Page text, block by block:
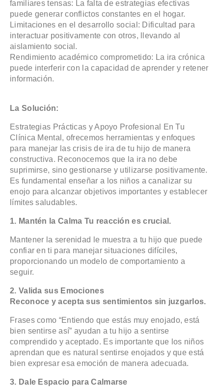
familiares tensas: La falta de estrategias efectivas
puede generar conflictos constantes en el hogar.
Limitaciones en el desarrollo social: Dificultad para
interactuar positivamente con otros, llevando al
aislamiento social.
Rendimiento académico comprometido: La ira crónica
puede interferir con la capacidad de aprender y retener
información.
La Solución:
Estrategias Prácticas y Apoyo Profesional En Tu
Clínica Mental, ofrecemos herramientas y enfoques
para manejar las crisis de ira de tu hijo de manera
constructiva. Reconocemos que la ira no debe
suprimirse, sino gestionarse y utilizarse positivamente.
Es fundamental enseñar a los niños a canalizar su
enojo para alcanzar objetivos importantes y establecer
límites saludables.
1. Mantén la Calma Tu reacción es crucial.
Mantener la serenidad le muestra a tu hijo que puede
confiar en ti para manejar situaciones difíciles,
proporcionando un modelo de comportamiento a
seguir.
2. Valida sus Emociones
Reconoce y acepta sus sentimientos sin juzgarlos.
Frases como “Entiendo que estás muy enojado, está
bien sentirse así” ayudan a tu hijo a sentirse
comprendido y aceptado. Es importante que los niños
aprendan que es natural sentirse enojados y que está
bien expresar esa emoción de manera adecuada.
3. Dale Espacio para Calmarse